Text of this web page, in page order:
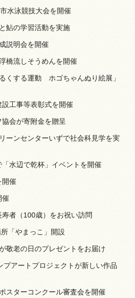
水泳競技大会を開催
鮎の学習活動を実施
説明会を開催
橋流しそうめんを開催
くする運動 ホゴちゃんぬり絵展」
工事等表彰式を開催
会が寄附金を贈呈
ーンセンターいずで社会科見学を実
水辺で乾杯」イベントを開催
開催
催
者（100歳）をお祝い訪問
「やまっこ」開設
敬老の日のプレゼントをお届け
アートプロジェクトが新しい作品
スターコンクール審査会を開催